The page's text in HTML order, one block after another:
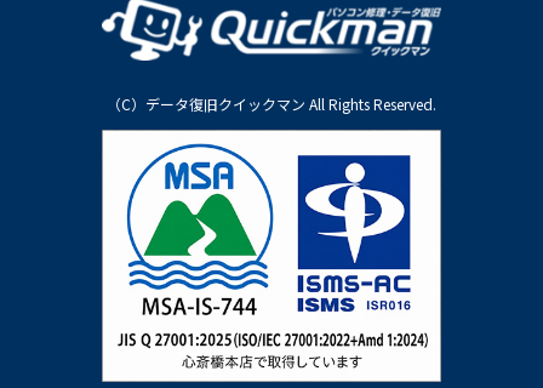
（C）データ復旧クイックマン All Rights Reserved.